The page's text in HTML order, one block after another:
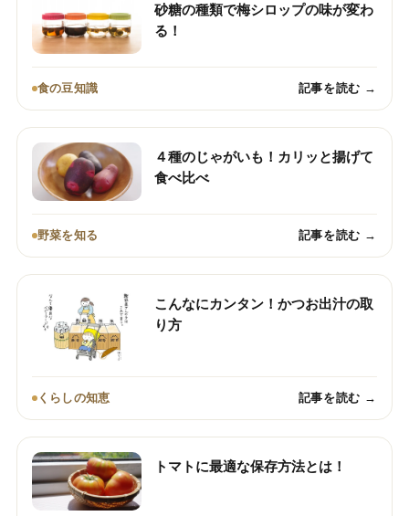
砂糖の種類で梅シロップの味が変わ
る！
食の豆知識 記事を読む →
４種のじゃがいも！カリッと揚げて
食べ比べ
野菜を知る 記事を読む →
こんなにカンタン！かつお出汁の取
り方
くらしの知恵 記事を読む →
トマトに最適な保存方法とは！